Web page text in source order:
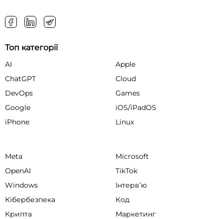
Топ категорії
AI
Apple
ChatGPT
Cloud
DevOps
Games
Google
iOS/iPadOS
iPhone
Linux
Meta
Microsoft
OpenAI
TikTok
Windows
Інтервʼю
Кібербезпека
Код
Крипта
Маркетинг